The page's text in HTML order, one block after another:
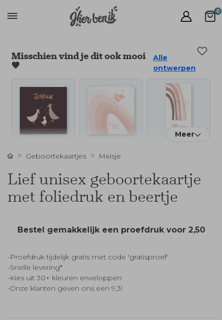
0
Misschien vind je dit ook mooi
🧡
Alle
ontwerpen
Meer
Geboortekaartjes Meisje
Lief unisex geboortekaartje
met foliedruk en beertje
Bestel gemakkelijk een proefdruk voor 2,50
-Proefdruk tijdelijk gratis met code 'gratisproef'
-Snelle levering*
-Kies uit 30+ kleuren enveloppen
-Onze klanten geven ons een 9,3!